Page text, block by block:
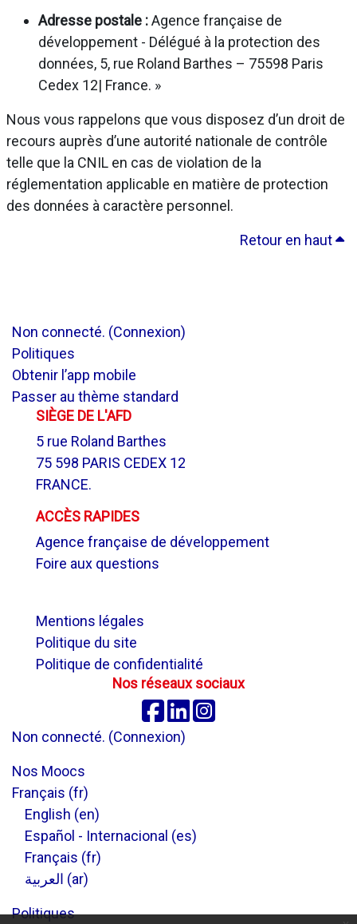
Adresse postale :Agence française de
développement - Délégué à la protection des
données, 5, rue Roland Barthes – 75598 Paris
Cedex 12| France. »
Nous vous rappelons que vous disposez d’un droit de
recours auprès d’une autorité nationale de contrôle
telle que la CNIL en cas de violation de la
réglementation applicable en matière de protection
des données à caractère personnel.
Retour en haut
Non connecté. (Connexion)
Politiques
Obtenir l’app mobile
Passer au thème standard
SIÈGE DE L'AFD
5 rue Roland Barthes
75 598 PARIS CEDEX 12
FRANCE.
ACCÈS RAPIDES
Agence française de développement
Foire aux questions
Mentions légales
Politique du site
Politique de confidentialité
Nos réseaux sociaux
Facebook
Linkedin
Non connecté. (Connexion)
Nos Moocs
Français ‎(fr)‎
English ‎(en)‎
Español - Internacional ‎(es)‎
Français ‎(fr)‎
العربية ‎(ar)‎
Politiques